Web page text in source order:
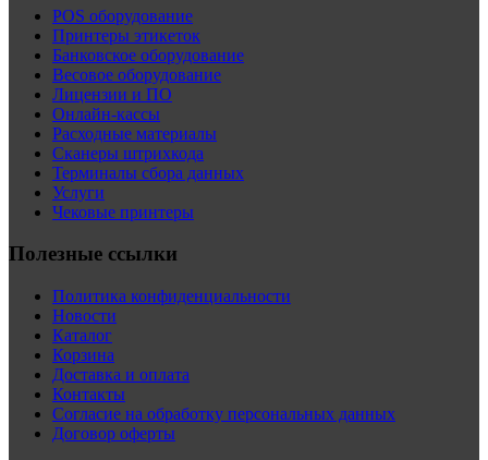
POS оборудование
Принтеры этикеток
Банковское оборудование
Весовое оборудование
Лицензии и ПО
Онлайн-кассы
Расходные материалы
Сканеры штрихкода
Терминалы сбора данных
Услуги
Чековые принтеры
Полезные ссылки
Политика конфиденциальности
Новости
Каталог
Корзина
Доставка и оплата
Контакты
Согласие на обработку персональных данных
Договор оферты